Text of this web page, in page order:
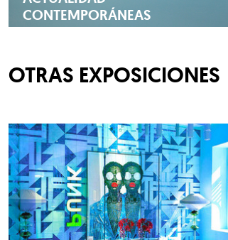
CONTEMPORÁNEAS
OTRAS EXPOSICIONES